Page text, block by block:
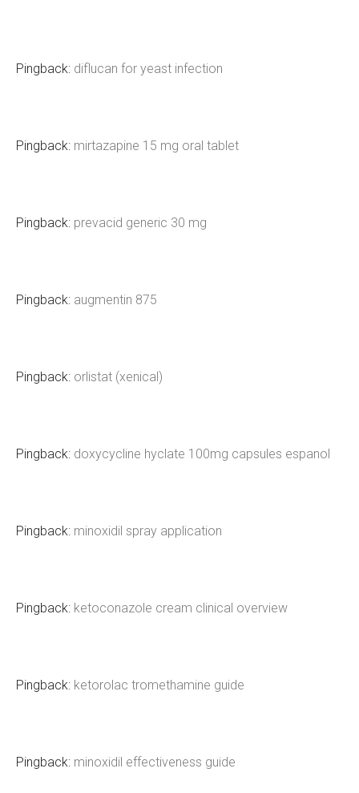
Pingback: diflucan for yeast infection
Pingback: mirtazapine 15 mg oral tablet
Pingback: prevacid generic 30 mg
Pingback: augmentin 875
Pingback: orlistat (xenical)
Pingback: doxycycline hyclate 100mg capsules espanol
Pingback: minoxidil spray application
Pingback: ketoconazole cream clinical overview
Pingback: ketorolac tromethamine guide
Pingback: minoxidil effectiveness guide